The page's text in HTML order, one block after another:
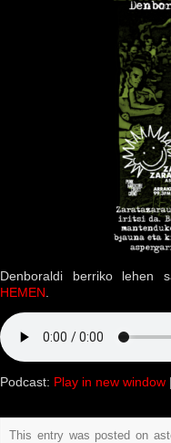
Denboraldi berriko lehen
HEMEN.
Podcast: Play in new window
This entry was posted on